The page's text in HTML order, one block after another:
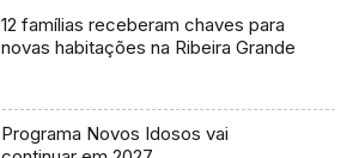
12 famílias receberam chaves para
novas habitações na Ribeira Grande
Programa Novos Idosos vai